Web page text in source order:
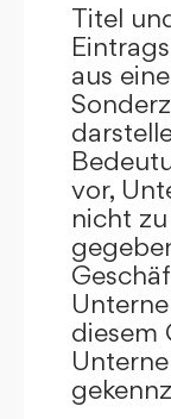
Titel
aus
vor,
nicht
diesem